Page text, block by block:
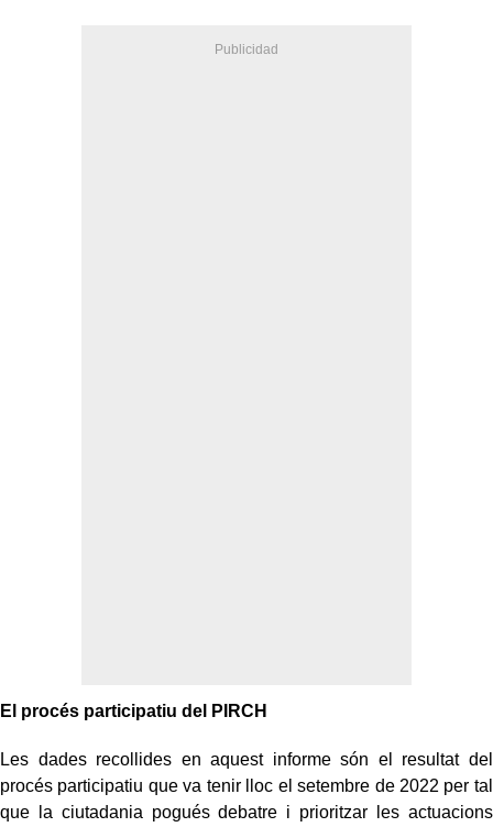
El procés participatiu del PIRCH
Les dades recollides en aquest informe són el resultat del
procés participatiu que va tenir lloc el setembre de 2022 per tal
que la ciutadania pogués debatre i prioritzar les actuacions